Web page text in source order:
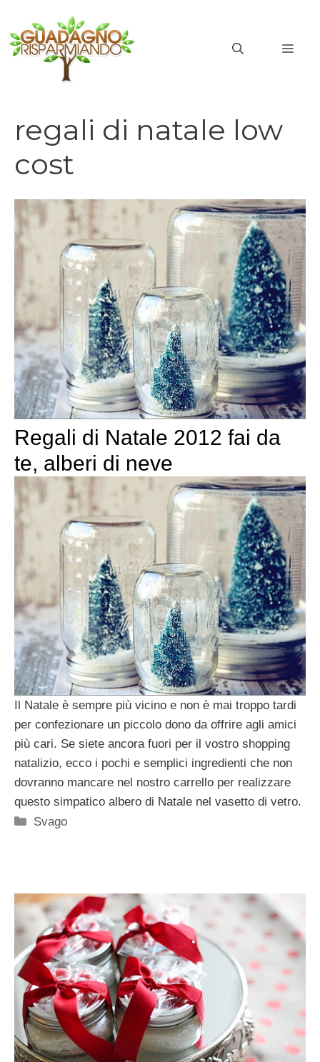
contenuto
regali di natale low
cost
regali di natale low cost
Regali di Natale 2012 fai da
te, alberi di neve
Il Natale è sempre più vicino e non è mai troppo tardi
per confezionare un piccolo dono da offrire agli amici
più cari. Se siete ancora fuori per il vostro shopping
natalizio, ecco i pochi e semplici ingredienti che non
dovranno mancare nel nostro carrello per realizzare
questo simpatico albero di Natale nel vasetto di vetro.
Categorie
Svago